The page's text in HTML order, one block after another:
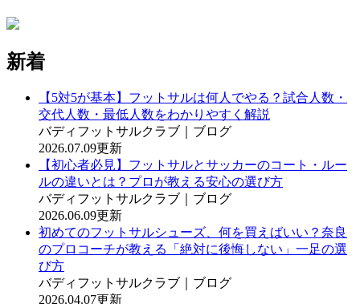
新着
【5対5が基本】フットサルは何人でやる？試合人数・
交代人数・最低人数をわかりやすく解説
バディフットサルクラブ｜ブログ
2026.07.09更新
【初心者必見】フットサルとサッカーのコート・ルー
ルの違いとは？プロが教える安心の選び方
バディフットサルクラブ｜ブログ
2026.06.09更新
初めてのフットサルシューズ、何を買えばいい？奈良
のプロコーチが教える「絶対に後悔しない」一足の選
び方
バディフットサルクラブ｜ブログ
2026.04.07更新